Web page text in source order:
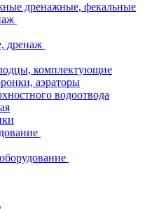
дренажные, фекальные
дренаж
комплектующие
аэраторы
водоотвода